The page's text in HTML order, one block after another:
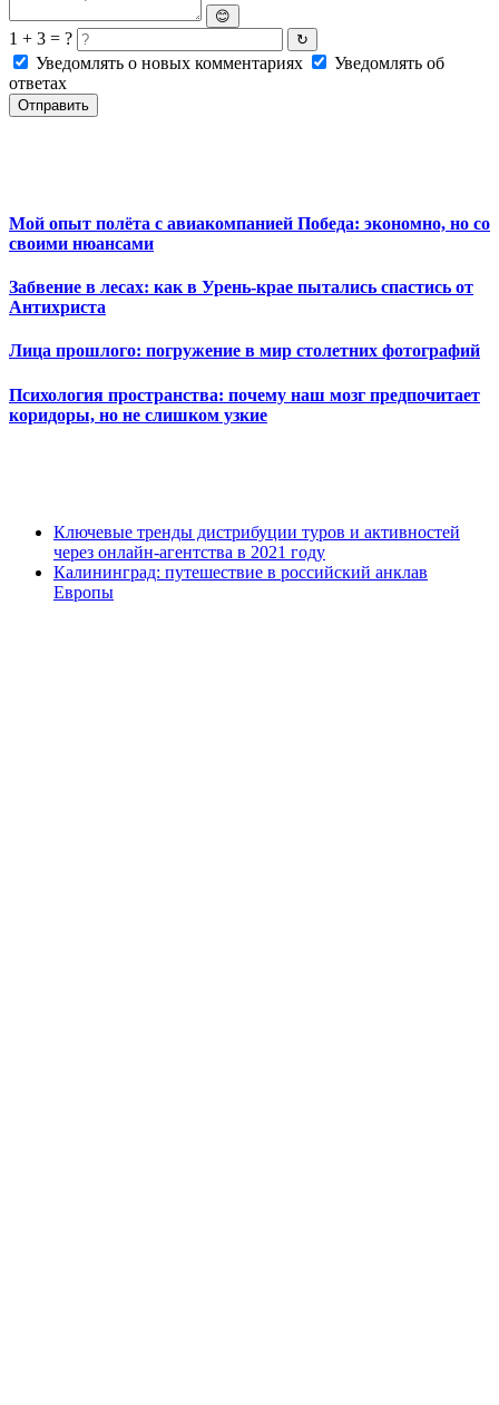
😊
1 + 3 = ? ↻
Уведомлять о новых комментариях
Уведомлять об
ответах
Отправить
Мой опыт полёта с авиакомпанией Победа: экономно, но со
своими нюансами
Забвение в лесах: как в Урень-крае пытались спастись от
Антихриста
Лица прошлого: погружение в мир столетних фотографий
Психология пространства: почему наш мозг предпочитает
коридоры, но не слишком узкие
Ключевые тренды дистрибуции туров и активностей
через онлайн-агентства в 2021 году
Калининград: путешествие в российский анклав
Европы